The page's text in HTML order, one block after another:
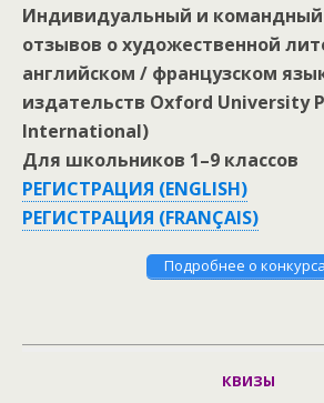
Индивидуальный и командный
отзывов о художественной
английском / французском
издательств Oxford University
International)
Для школьников 1–9 классов
РЕГИСТРАЦИЯ (ENGLISH)
РЕГИСТРАЦИЯ (FRANÇAIS)
Подробнее о
КВИЗЫ